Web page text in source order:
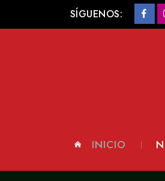
SÍGUENOS:
INICIO